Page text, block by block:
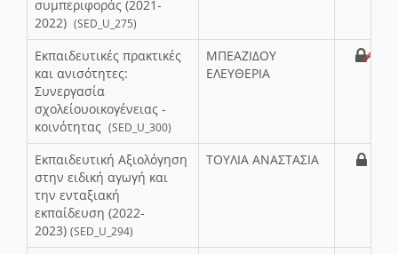
συμπεριφοράς (2021-
2022) (SED_U_275)
Εκπαιδευτικές πρακτικές
και ανισότητες:
Συνεργασία
σχολείουοικογένειας -
κοινότητας (SED_U_300)
ΜΠΕΑΖΙΔΟΥ
ΕΛΕΥΘΕΡΙΑ
Εκπαιδευτική Αξιολόγηση
στην ειδική αγωγή και
την ενταξιακή
εκπαίδευση (2022-
2023) (SED_U_294)
ΤΟΥΛΙΑ ΑΝΑΣΤΑΣΙΑ